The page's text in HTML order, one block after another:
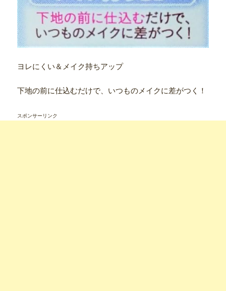
ヨレにくい＆メイク持ちアップ
下地の前に仕込むだけで、いつものメイクに差がつく！
スポンサーリンク